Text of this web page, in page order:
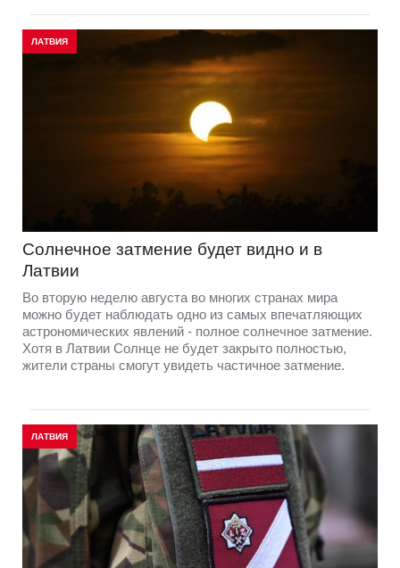
ЛАТВИЯ
Солнечное затмение будет видно и в
Латвии
Во вторую неделю августа во многих странах мира
можно будет наблюдать одно из самых впечатляющих
астрономических явлений - полное солнечное затмение.
Хотя в Латвии Солнце не будет закрыто полностью,
жители страны смогут увидеть частичное затмение.
ЛАТВИЯ